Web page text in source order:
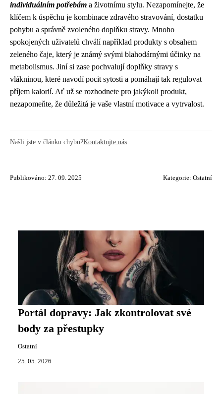
individuálním potřebám a životnímu stylu. Nezapomínejte, že
klíčem k úspěchu je kombinace zdravého stravování, dostatku
pohybu a správně zvoleného doplňku stravy. Mnoho
spokojených uživatelů chválí například produkty s obsahem
zeleného čaje, který je známý svými blahodárnými účinky na
metabolismus. Jiní si zase pochvalují doplňky stravy s
vlákninou, které navodí pocit sytosti a pomáhají tak regulovat
příjem kalorií. Ať už se rozhodnete pro jakýkoli produkt,
nezapomeňte, že důležitá je vaše vlastní motivace a vytrvalost.
Našli jste v článku chybu?Kontaktujte nás
Publikováno: 27. 09. 2025 Kategorie: Ostatní
Portál dopravy: Jak zkontrolovat své
body za přestupky
Ostatní
25. 05. 2026